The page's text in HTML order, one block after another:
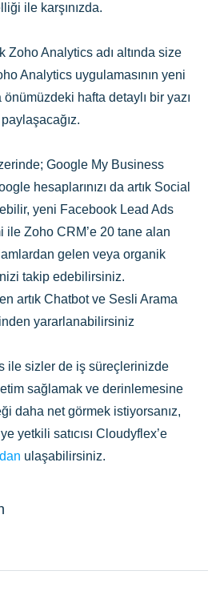
ile karşınızda.
Zoho Analytics adı altında size
Analytics uygulamasının yeni
hafta detaylı bir yazı
paylaşacağız.
Google My Business
hesaplarınızı da artık Social
yeni Facebook Lead Ads
ile Zoho CRM’e 20 tane alan
gelen veya organik
takip edebilirsiniz.
artık Chatbot ve Sesli Arama
yararlanabilirsiniz
ile sizler de iş süreçlerinizde
sağlamak ve derinlemesine
daha net görmek istiyorsanız,
yetkili satıcısı Cloudyflex’e
ulaşabilirsiniz.